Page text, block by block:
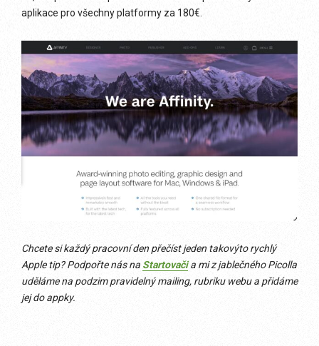
aplikace pro všechny platformy za 180€.
Chcete si každý pracovní den přečíst jeden takovýto rychlý
Apple tip? Podpořte nás na Startovačia mi z jablečného Picolla
uděláme na podzim pravidelný mailing, rubriku webu a přidáme
jej do appky.